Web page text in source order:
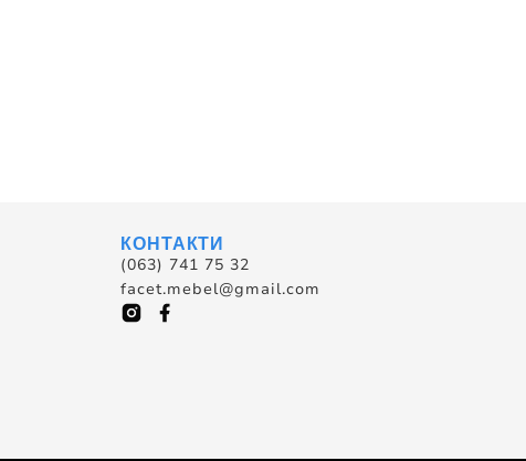
КОНТАКТИ
(063) 741 75 32
facet.mebel@gmail.com